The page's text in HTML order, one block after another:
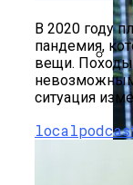
В 2020 году
пандемия,
вещи. Походы
ситуация